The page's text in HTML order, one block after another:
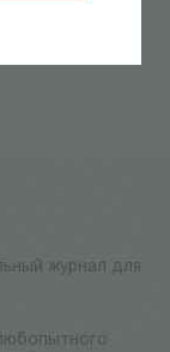
за
журнал для